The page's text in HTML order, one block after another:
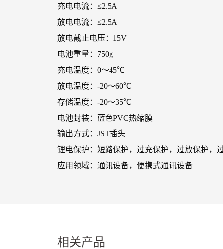
充电电流：≤2.5A
放电电流：≤2.5A
放电截止电压：15V
电池重量：750g
充电温度：0～45℃
放电温度：-20～60℃
存储温度：-20～35℃
电池封装：蓝色PVC热缩膜
输出方式：JST插头
锂电保护：短路保护，过充保护，过放保护，
应用领域：通讯设备，便携式通讯设备
相关产品